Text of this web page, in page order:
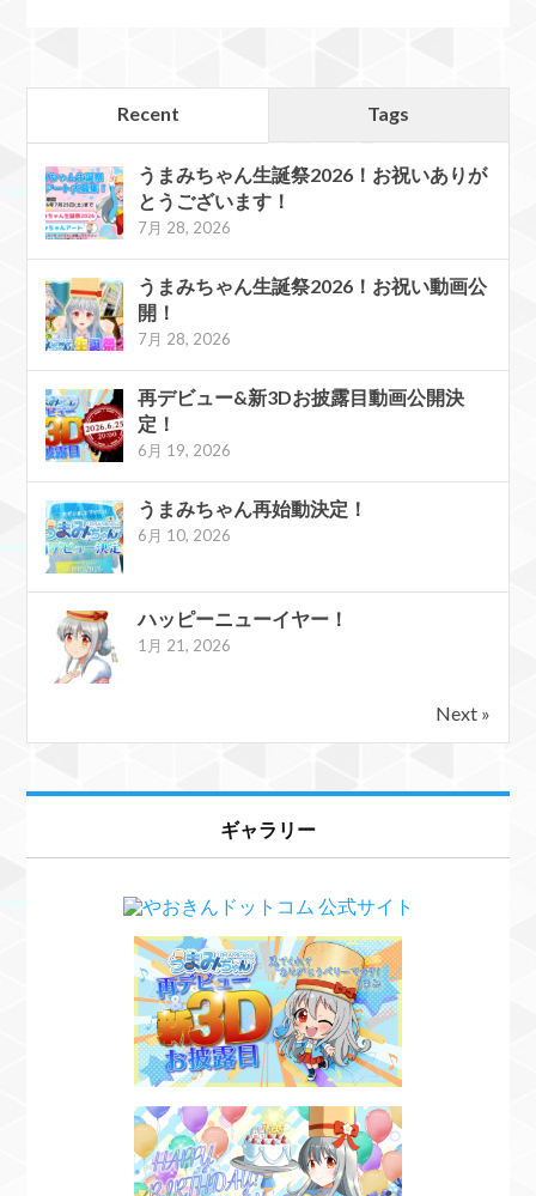
Recent Tags
うまみちゃん生誕祭2026！お祝いありが
とうございます！
7月 28, 2026
うまみちゃん生誕祭2026！お祝い動画公
開！
7月 28, 2026
再デビュー&新3Dお披露目動画公開決
定！
6月 19, 2026
うまみちゃん再始動決定！
6月 10, 2026
ハッピーニューイヤー！
1月 21, 2026
Next »
ギャラリー